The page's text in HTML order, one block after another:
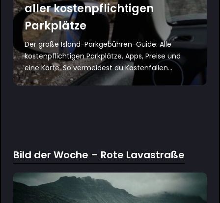
aller kostenpflichtigen
Parkplätze
Der große Island-Parkgebühren-Guide: Alle
kostenpflichtigen Parkplätze, Apps, Preise und
eine Karte. So vermeidest du Kostenfallen...
Bild der Woche – Rote Lavastraße